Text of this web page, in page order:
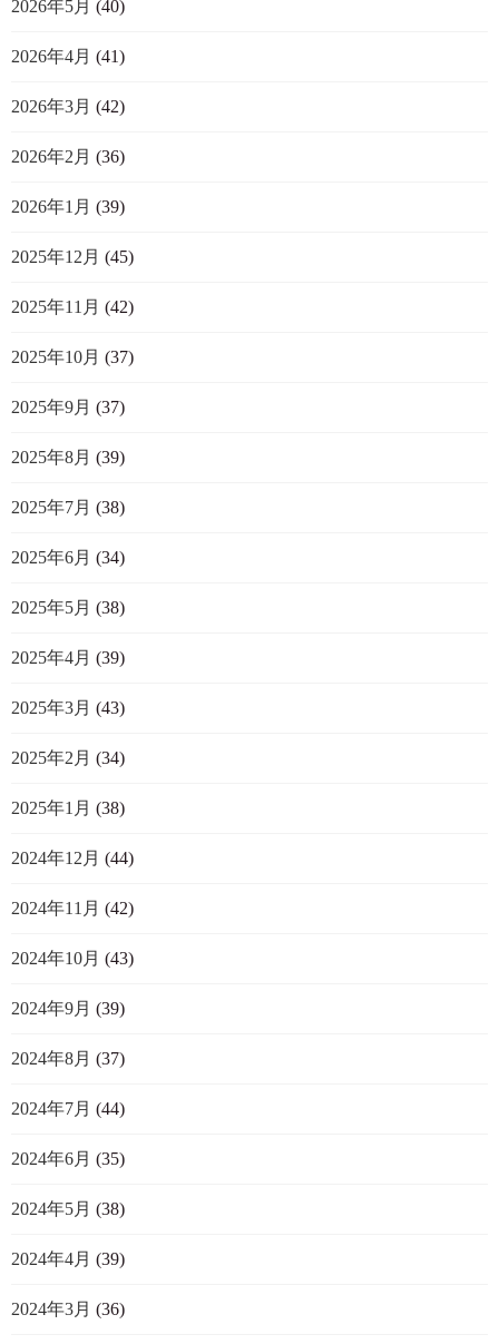
2026年5月 (40)
2026年4月 (41)
2026年3月 (42)
2026年2月 (36)
2026年1月 (39)
2025年12月 (45)
2025年11月 (42)
2025年10月 (37)
2025年9月 (37)
2025年8月 (39)
2025年7月 (38)
2025年6月 (34)
2025年5月 (38)
2025年4月 (39)
2025年3月 (43)
2025年2月 (34)
2025年1月 (38)
2024年12月 (44)
2024年11月 (42)
2024年10月 (43)
2024年9月 (39)
2024年8月 (37)
2024年7月 (44)
2024年6月 (35)
2024年5月 (38)
2024年4月 (39)
2024年3月 (36)